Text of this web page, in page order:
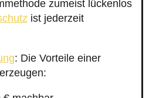
zumeist lückenlos
ist jederzeit
: Die Vorteile einer